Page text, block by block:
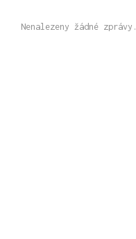
Nenalezeny žádné zprávy.